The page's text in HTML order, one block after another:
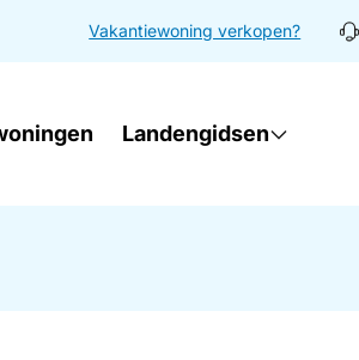
Vakantiewoning verkopen?
Landengidsen